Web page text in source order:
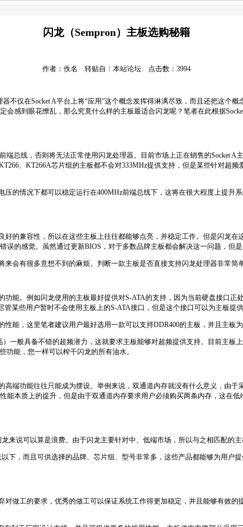
闪龙（Sempron）主板选购秘籍
作者：佚名 转贴自：本站论坛 点击数：3994
器不仅在Socket A平台上将“应用”这个概念发挥得淋漓尽致，而且还把这个概
会感到眼花缭乱，那么究竟什么样的主板最适合闪龙呢？笔者在此根据
前端总线，否则将无法正常使用闪龙处理器。目前市场上正在销售的Socket A
、 KT266A芯片组的主板都不会对333MHz提供支持，但是某些针对超频
压的情况下都可以稳定运行在400MHz前端总线下，这将在很大程度上提升
的兼容性，所以在这些主板上往往都能够点亮，并稳定工作。但是闪龙在
误的感觉。虽然通过更新BIOS ，对于多数品牌主板都会解决这一问题，但
会有很多意想不到的麻烦。判断一款主板是否直接支持闪龙处理器非常
功能。例如闪龙使用的主板最好提供对S-ATA的支持，因为当前硬盘接口正
管某些用户暂时不会使用主板上的S-ATA接口，但是这个接口可以为主板提
性能，这里笔者建议用户最好选用一款可以支持DDR400的主板，并且主板
一般具备不错的超频潜力，这就要求主板能够对超频提供支持。目前主板
能，您一样可以榨干闪龙的所有油水。
端功能往往只能成为摆设。举例来说，双通道内存就没有什么意义，由于
本质上的提升，但是由于双通道内存要求用户必须购买两条内存，这在
来说可以算是浪费。由于闪龙主要针对中、低端市场，所以与之相匹配的
以下，而且可供选择的品牌、芯片组、型号非常多，这些产品都能够为用户
做工的要求，优秀的做工可以保证系统工作得更加稳定，并且能够有效